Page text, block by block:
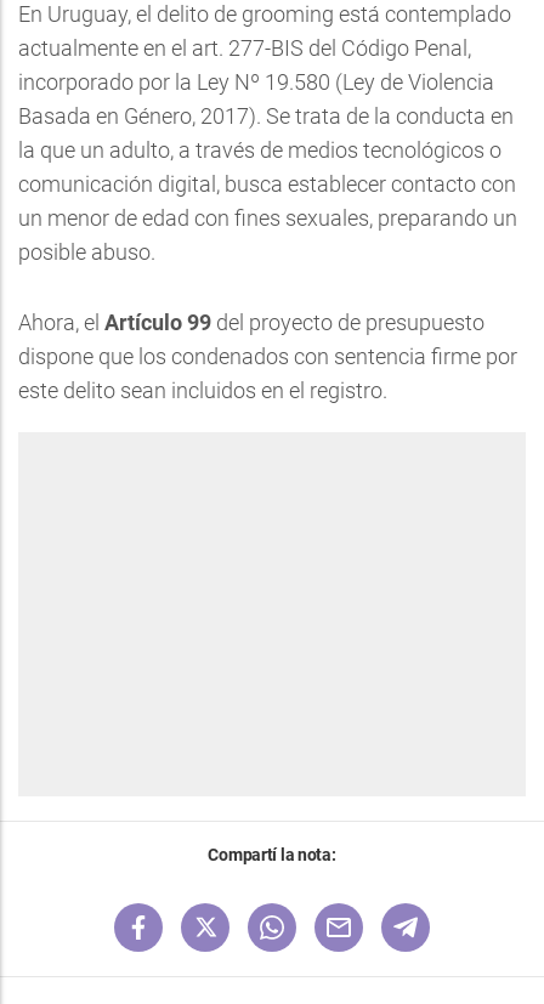
En Uruguay, el delito de grooming está contemplado
actualmente en el art. 277-BIS del Código Penal,
incorporado por la Ley Nº 19.580 (Ley de Violencia
Basada en Género, 2017). Se trata de la conducta en
la que un adulto, a través de medios tecnológicos o
comunicación digital, busca establecer contacto con
un menor de edad con fines sexuales, preparando un
posible abuso.
Ahora, el Artículo 99 del proyecto de presupuesto
dispone que los condenados con sentencia firme por
este delito sean incluidos en el registro.
Compartí la nota: